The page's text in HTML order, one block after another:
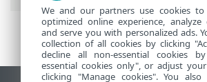
We and our partners use cookies
optimized online experience,
and serve you with personalized ads.
collection of all cookies by clicking
decline all non-essential cookies
essential cookies only", or adjust
clicking "Manage cookies". You